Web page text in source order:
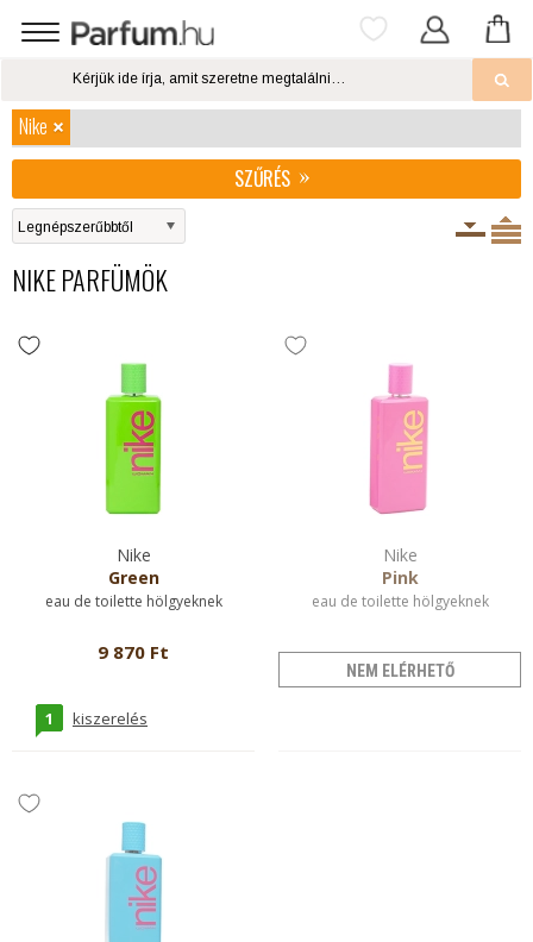
Nike
SZŰRÉS
NIKE PARFÜMÖK
Nike
Green
eau de toilette hölgyeknek
9 870 Ft
1 kiszerelés
Nike
Pink
eau de toilette hölgyeknek
NEM ELÉRHETŐ